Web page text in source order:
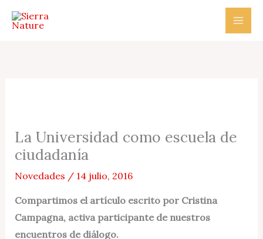
La Universidad como escuela de
ciudadanía
Novedades / 14 julio, 2016
Compartimos el artículo escrito por Cristina
Campagna, activa participante de nuestros
encuentros de diálogo.